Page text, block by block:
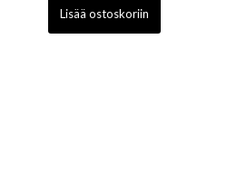
Lisää ostoskoriin